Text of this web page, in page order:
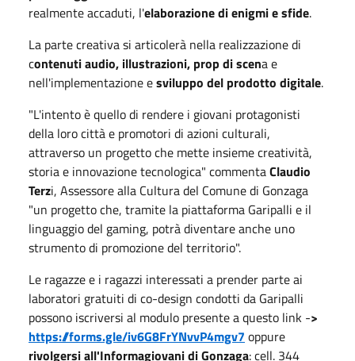
realmente accaduti, l'elaborazione di enigmi e sfide.
La parte creativa si articolerà nella realizzazione di
contenuti audio, illustrazioni, prop di scena e
nell'implementazione esviluppo del prodotto digitale.
"L'intento è quello di rendere i giovani protagonisti
della loro città e promotori di azioni culturali,
attraverso un progetto che mette insieme creatività,
storia e innovazione tecnologica" commentaClaudio
Terzi, Assessore alla Cultura del Comune di Gonzaga
"un progetto che, tramite la piattaforma Garipalli e il
linguaggio del gaming, potrà diventare anche uno
strumento di promozione del territorio".
Le ragazze e i ragazzi interessati a prender parte ai
laboratori gratuiti di co-design condotti da Garipalli
possono iscriversi al modulo presente a questo link ->
https://forms.gle/iv6G8FrYNvvP4mgv7 oppure
rivolgersi all'Informagiovani di Gonzaga: cell. 344